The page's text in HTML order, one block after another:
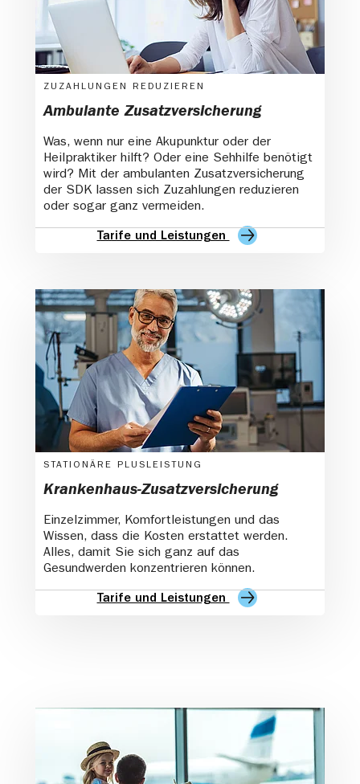
ZUZAHLUNGEN REDUZIEREN
Ambulante Zusatzversicherung
Was, wenn nur eine Akupunktur oder der
Heilpraktiker hilft? Oder eine Sehhilfe benötigt
wird? Mit der ambulanten Zusatzversicherung
der SDK lassen sich Zuzahlungen reduzieren
oder sogar ganz vermeiden.
Tarife und Leistungen
STATIONÄRE PLUSLEISTUNG
Krankenhaus-Zusatzversicherung
Einzelzimmer, Komfortleistungen und das
Wissen, dass die Kosten erstattet werden.
Alles, damit Sie sich ganz auf das
Gesundwerden konzentrieren können.
Tarife und Leistungen